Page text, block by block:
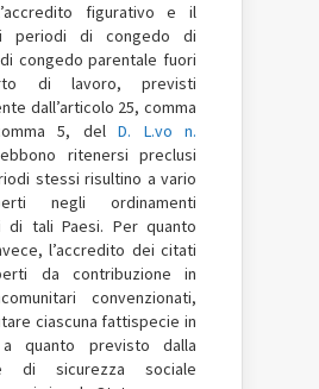
figurativo e il
periodi di congedo di
congedo parentale fuori
di lavoro, previsti
dall’articolo 25, comma
5, del D. L.vo n.
ritenersi preclusi
stessi risultino a vario
negli ordinamenti
di tali Paesi. Per quanto
l’accredito dei citati
da contribuzione in
convenzionati,
ciascuna fattispecie in
quanto previsto dalla
di sicurezza sociale